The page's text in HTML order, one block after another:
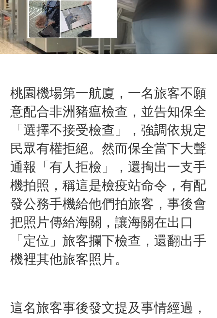
桃園機場第一航廈，一名旅客不願
意配合非洲豬瘟檢查，並告知保全
「選擇不接受檢查」，強調依規定
民眾有權拒絕。然而保全當下大聲
通報「有人拒檢」，還掏出一支手
機拍照，稱這是檢疫站命令，有配
發公務手機給他們拍旅客，事後會
把照片傳給海關，讓海關在出口
「定位」旅客攔下檢查，還翻出手
機裡其他旅客照片。
這名旅客事後發文提及事情經過，